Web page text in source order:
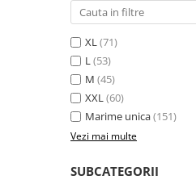
XL(71)
L(53)
M (45)
XXL(60)
Marime unica(151)
Vezi mai multe
SUBCATEGORII